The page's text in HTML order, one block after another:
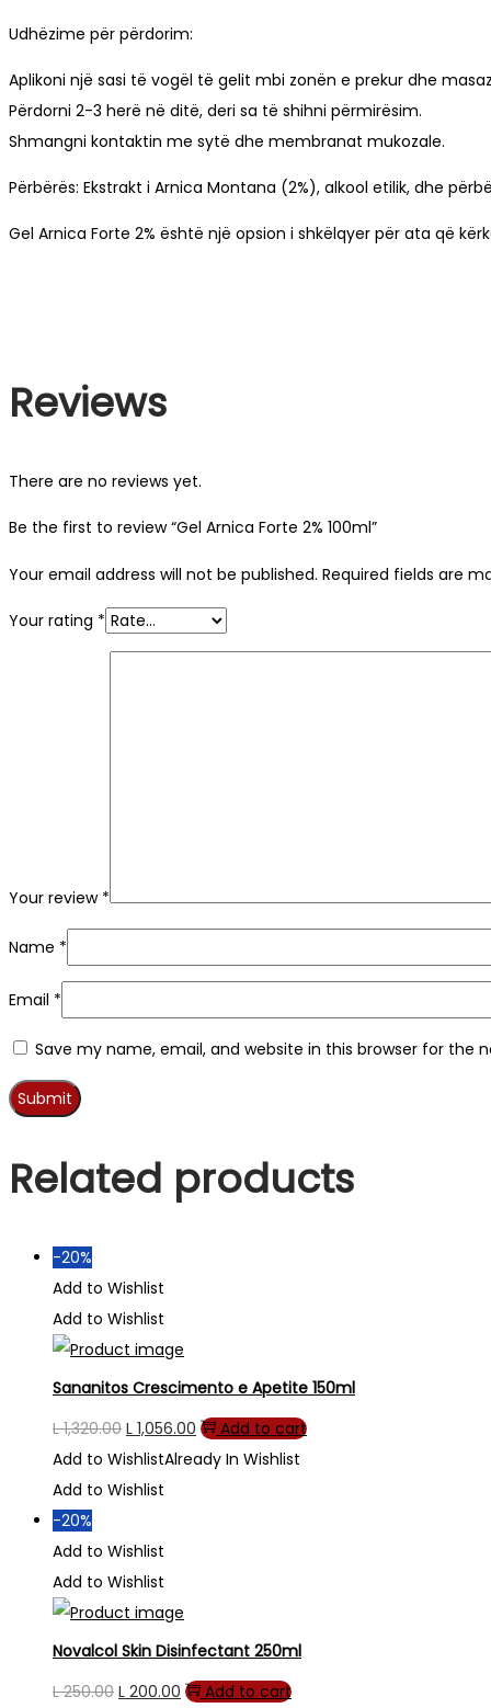
Udhëzime për përdorim:
Aplikoni një sasi të vogël të gelit mbi zonën e prekur dhe
Përdorni 2-3 herë në ditë, deri sa të shihni përmirësim.
Shmangni kontaktin me sytë dhe membranat mukozale.
Përbërës: Ekstrakt i Arnica Montana (2%), alkool etilik, dhe
Gel Arnica Forte 2% është një opsion i shkëlqyer për ata që
Reviews
There are no reviews yet.
Be the first to review “Gel Arnica Forte 2% 100ml”
Your email address will not be published. Required fields are
Your rating *
Your review *
Name *
Email *
Save my name, email, and website in this browser for the
Related products
-20%
Add to Wishlist
Add to Wishlist
Sananitos Crescimento e Apetite 150ml
L1,320.00 Original
price
was:
L 1,056.00 Current
price
Add to cart
Add to WishlistAlready In Wishlist
Add to Wishlist
-20%
Add to Wishlist
Add to Wishlist
Novalcol Skin Disinfectant 250ml
L250.00 Original
L 200.00 Current
Add to cart